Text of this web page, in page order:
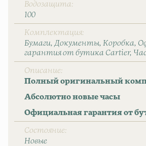
Водозащита
100
Комплектация
Бумаги Документы Коробка
гарантия от бутика Cartier
Описание
Полный оригинальный
Абсолютно новые часы
Официальная гарантия от
Состояние
Новые